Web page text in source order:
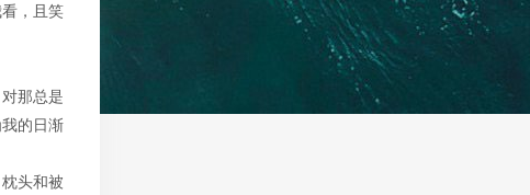
，且笑
那总是
的日渐
头和被